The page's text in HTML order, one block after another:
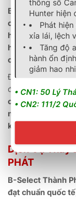
B-Select Thành
của Continental
hãng có phiếu
hành online
cho khách hàng.
Đội ngũkỹ thuật
đào tạo chuyên
cân chỉnh góc đặt
nghiệp
kéo dài tuổi thọ
Dịch Vụ Thay
PHÁT
B-Select Thành
đạt chuẩn quốc tế
thông số
Hunter hiện
Phát
xỉa lái, lệch
Tăng độ
hành ổn
giảm hao
• CN1: 50 Lý
• CN2: 111/2